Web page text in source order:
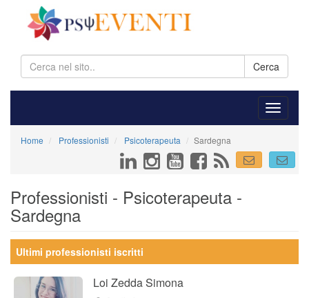
Cerca
Home Professionisti Psicoterapeuta Sardegna
Professionisti - Psicoterapeuta -
Sardegna
Ultimi professionisti iscritti
Loi Zedda Simona